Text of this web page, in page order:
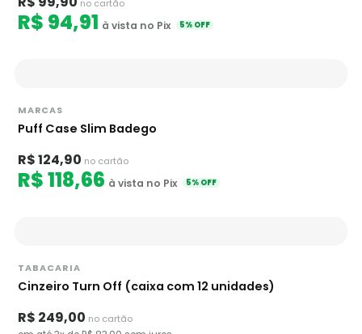
no cartão
R$ 94,91 à vista no Pix 5% OFF
MARCAS
Puff Case Slim Badego
R$ 124,90 no cartão
R$ 118,66 à vista no Pix 5% OFF
TABACARIA
Cinzeiro Turn Off (caixa com 12 unidades)
R$ 249,00 no cartão